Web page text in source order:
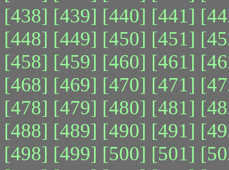
[438] [439] [440] [441]
[448] [449] [450] [451]
[458] [459] [460] [461]
[468] [469] [470] [471]
[478] [479] [480] [481]
[488] [489] [490] [491]
[498] [499] [500] [501]